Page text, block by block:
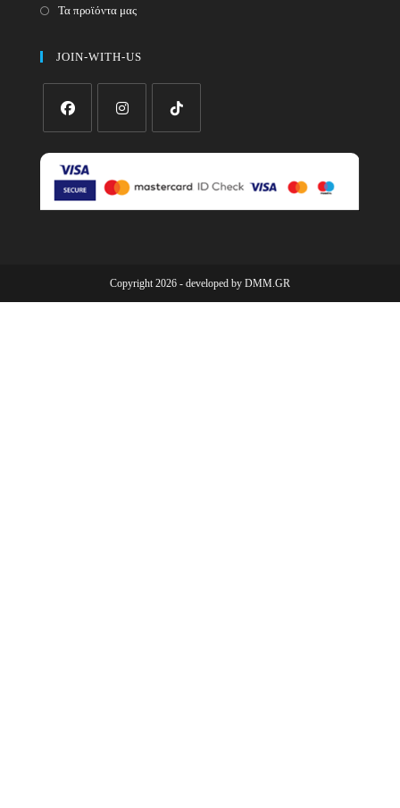
Τα προϊόντα μας
JOIN-WITH-US
new
new
a
new
Copyright 2026 - developed by DMM.GR